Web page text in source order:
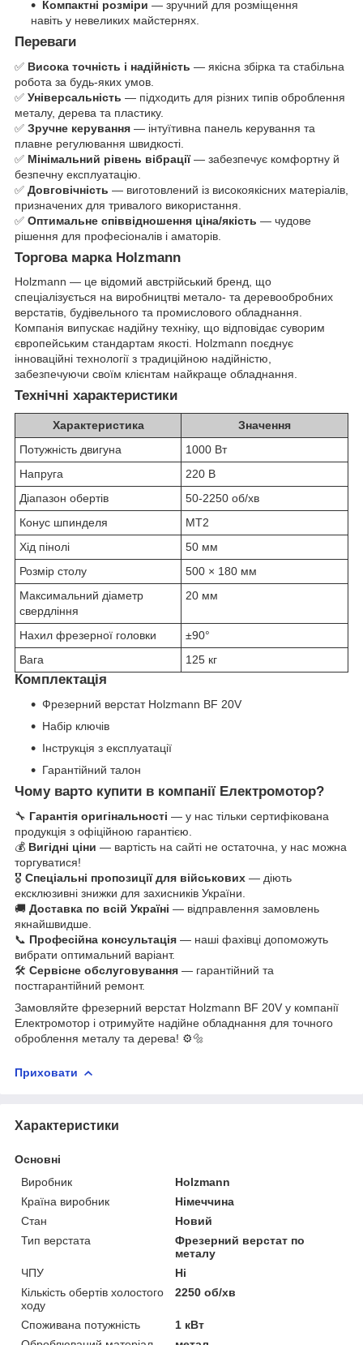
Компактні розміри — зручний для розміщення
навіть у невеликих майстернях.
Переваги
✅ Висока точність і надійність — якісна збірка та стабільна
робота за будь-яких умов.
✅ Універсальність — підходить для різних типів оброблення
металу, дерева та пластику.
✅ Зручне керування — інтуїтивна панель керування та
плавне регулювання швидкості.
✅ Мінімальний рівень вібрації— забезпечує комфортну й
безпечну експлуатацію.
✅ Довговічність — виготовлений із високоякісних матеріалів,
призначених для тривалого використання.
✅ Оптимальне співвідношення ціна/якість — чудове
рішення для професіоналів і аматорів.
Торгова марка Holzmann
Holzmann — це відомий австрійський бренд, що
спеціалізується на виробництві метало- та деревообробних
верстатів, будівельного та промислового обладнання.
Компанія випускає надійну техніку, що відповідає суворим
європейським стандартам якості. Holzmann поєднує
інноваційні технології з традиційною надійністю,
забезпечуючи своїм клієнтам найкраще обладнання.
Технічні характеристики
Характеристика
Значення
Потужність двигуна
1000 Вт
Напруга
220 В
Діапазон обертів
50-2250 об/хв
Конус шпинделя
MT2
Хід пінолі
50 мм
Розмір столу
500 × 180 мм
Максимальний діаметр
свердління
20 мм
Нахил фрезерної головки
±90°
Вага
125 кг
Комплектація
Фрезерний верстат Holzmann BF 20V
Набір ключів
Інструкція з експлуатації
Гарантійний талон
Чому варто купити в компанії Електромотор?
🔧 Гарантія оригінальності — у нас тільки сертифікована
продукція з офіційною гарантією.
💰 Вигідні ціни — вартість на сайті не остаточна, у нас можна
торгуватися!
🎖 Спеціальні пропозиції для військових — діють
ексклюзивні знижки для захисників України.
🚚 Доставка по всій Україні — відправлення замовлень
якнайшвидше.
📞 Професійна консультація — наші фахівці допоможуть
вибрати оптимальний варіант.
🛠 Сервісне обслуговування — гарантійний та
постгарантійний ремонт.
Замовляйте фрезерний верстат Holzmann BF 20V у компанії
Електромотор і отримуйте надійне обладнання для точного
оброблення металу та дерева! ⚙️🔩
Приховати
Характеристики
Основні
Виробник
Holzmann
Країна виробник
Німеччина
Стан
Новий
Тип верстата
Фрезерний верстат по
металу
ЧПУ
Ні
Кількість обертів холостого
ходу
2250 об/хв
Споживана потужність
1 кВт